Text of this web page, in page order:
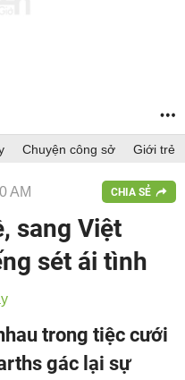
Chuyện công sở Giới trẻ
AM CHIA SẺ
sang Việt
sét ái tình
trong tiệc cưới
gác lại sự